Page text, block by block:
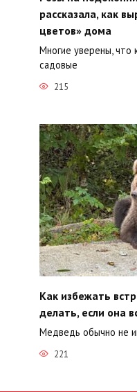
рассказала, как
цветов» дома
Многие уверены, что
садовые
215
Как избежать
делать, если она
Медведь обычно не
221